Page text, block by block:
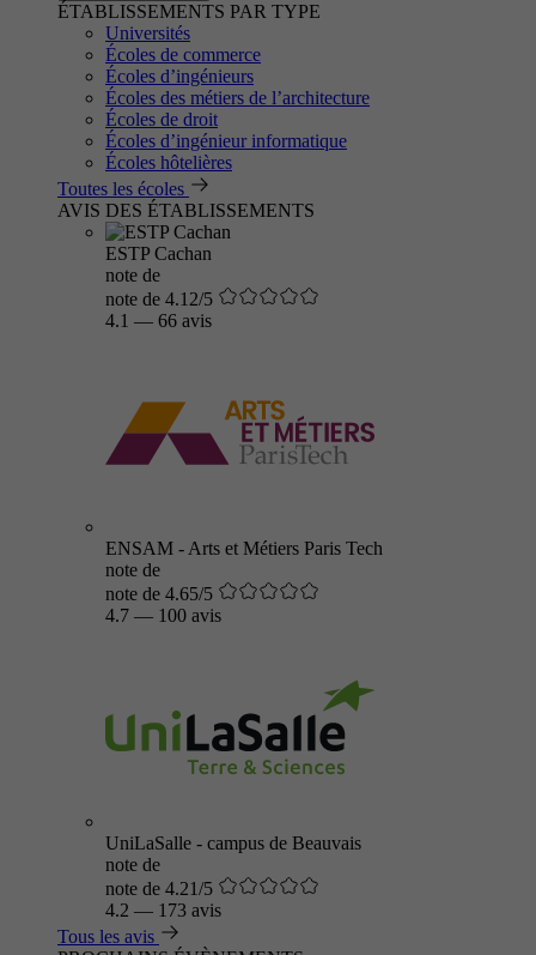
ÉTABLISSEMENTS PAR TYPE
Universités
Écoles de commerce
Écoles d’ingénieurs
Écoles des métiers de l’architecture
Écoles de droit
Écoles d’ingénieur informatique
Écoles hôtelières
Toutes les écoles
AVIS DES ÉTABLISSEMENTS
ESTP Cachan
note de
note de 4.12/5
4.1 — 66 avis
ENSAM - Arts et Métiers Paris Tech
note de
note de 4.65/5
4.7 — 100 avis
UniLaSalle - campus de Beauvais
note de
note de 4.21/5
4.2 — 173 avis
Tous les avis